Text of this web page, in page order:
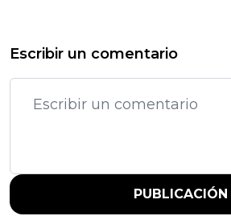
Escribir un comentario
PUBLICACIÓN